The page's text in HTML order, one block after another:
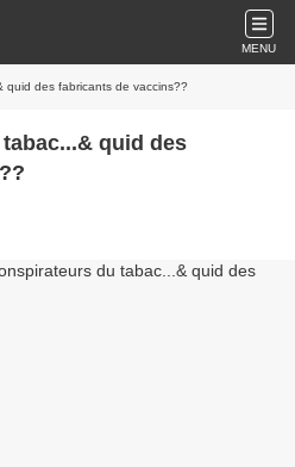
MENU
quid des fabricants de vaccins??
quid des